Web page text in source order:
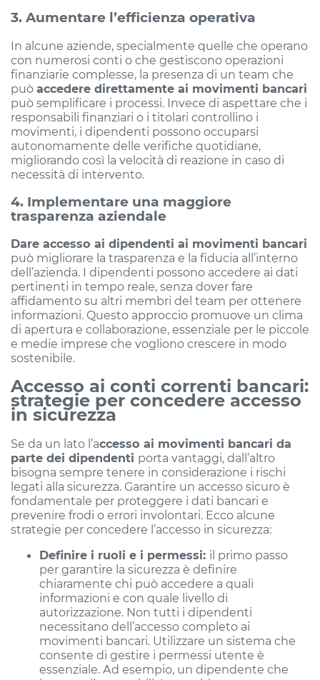
3. Aumentare l’efficienza operativa
In alcune aziende, specialmente quelle che operano
con numerosi conti o che gestiscono operazioni
finanziarie complesse, la presenza di un team che
può accedere direttamente ai movimenti bancari
può semplificare i processi. Invece di aspettare che i
responsabili finanziari o i titolari controllino i
movimenti, i dipendenti possono occuparsi
autonomamente delle verifiche quotidiane,
migliorando così la velocità di reazione in caso di
necessità di intervento.
4. Implementare una maggiore
trasparenza aziendale
Dare accesso ai dipendenti ai movimenti bancari
può migliorare la trasparenza e la fiducia all’interno
dell’azienda. I dipendenti possono accedere ai dati
pertinenti in tempo reale, senza dover fare
affidamento su altri membri del team per ottenere
informazioni. Questo approccio promuove un clima
di apertura e collaborazione, essenziale per le piccole
e medie imprese che vogliono crescere in modo
sostenibile.
Accesso ai conti correnti bancari:
strategie per concedere accesso
in sicurezza
Se da un lato l’accesso ai movimenti bancari da
parte dei dipendenti porta vantaggi, dall’altro
bisogna sempre tenere in considerazione i rischi
legati alla sicurezza. Garantire un accesso sicuro è
fondamentale per proteggere i dati bancari e
prevenire frodi o errori involontari. Ecco alcune
strategie per concedere l’accesso in sicurezza:
Definire i ruoli e i permessi: il primo passo
per garantire la sicurezza è definire
chiaramente chi può accedere a quali
informazioni e con quale livello di
autorizzazione. Non tutti i dipendenti
necessitano dell’accesso completo ai
movimenti bancari. Utilizzare un sistema che
consente di gestire i permessi utente è
essenziale. Ad esempio, un dipendente che